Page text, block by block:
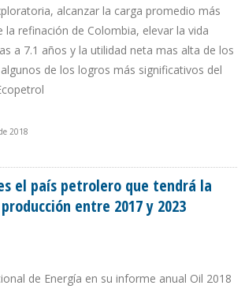
alcanzar la carga promedio más
la refinación de Colombia, elevar la vida
a 7.1 años y la utilidad neta mas alta de los
de los logros más significativos del
2018
el país petrolero que tendrá la
entre 2017 y 2023
de Energía en su informe anual Oil 2018